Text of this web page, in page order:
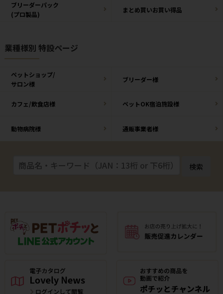
ブリーダーパック
(プロ製品)
まとめ買いお買い得品
業種様別 特設ページ
ペットショップ/
サロン様
ブリーダー様
カフェ/飲食店様 ペットOK宿泊施設様
動物病院様 通販事業者様
検索